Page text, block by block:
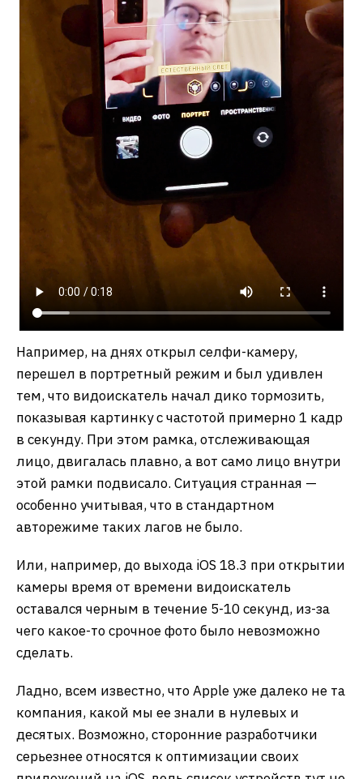
Например, на днях открыл селфи-камеру,
перешел в портретный режим и был удивлен
тем, что видоискатель начал дико тормозить,
показывая картинку с частотой примерно 1 кадр
в секунду. При этом рамка, отслеживающая
лицо, двигалась плавно, а вот само лицо внутри
этой рамки подвисало. Ситуация странная —
особенно учитывая, что в стандартном
авторежиме таких лагов не было.
Или, например, до выхода iOS 18.3 при открытии
камеры время от времени видоискатель
оставался черным в течение 5-10 секунд, из-за
чего какое-то срочное фото было невозможно
сделать.
Ладно, всем известно, что Apple уже далеко не та
компания, какой мы ее знали в нулевых и
десятых. Возможно, сторонние разработчики
серьезнее относятся к оптимизации своих